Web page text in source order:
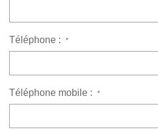
Téléphone : *
Téléphone mobile : *